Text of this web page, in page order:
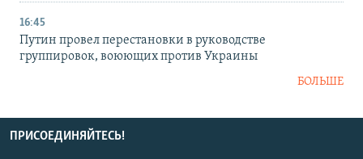
16:45
Путин провел перестановки в руководстве
группировок, воюющих против Украины
БОЛЬШЕ
ПРИСОЕДИНЯЙТЕСЬ!